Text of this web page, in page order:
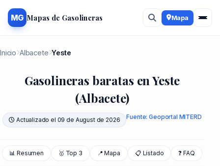
MG Mapas de Gasolineras Mapa
Inicio Albacete Yeste
Gasolineras baratas en Yeste
(Albacete)
Actualizado el 09 de August de 2026 Fuente: Geoportal MITERD
📊 Resumen 🥇 Top 3 📍 Mapa 📋 Listado ❓ FAQ
#1